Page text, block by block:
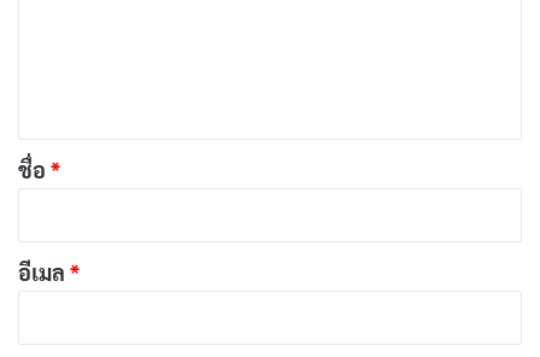
การแสดง
แต่ละคนต่างงัดไม้เด็ดมาเรียกเสียงฮาได้อย่างต่อเนื่อง ไม่ว่า
จะเป็นมุกตลกหน้าตาย มุกเล่นคำภาษาอีสาน หรือแม้แต่
ฉากแอ็คชั่นสุดป่วน
*
ชื่อ *
อีเมล *